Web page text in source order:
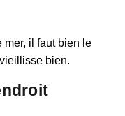
mer, il faut bien le
bien.